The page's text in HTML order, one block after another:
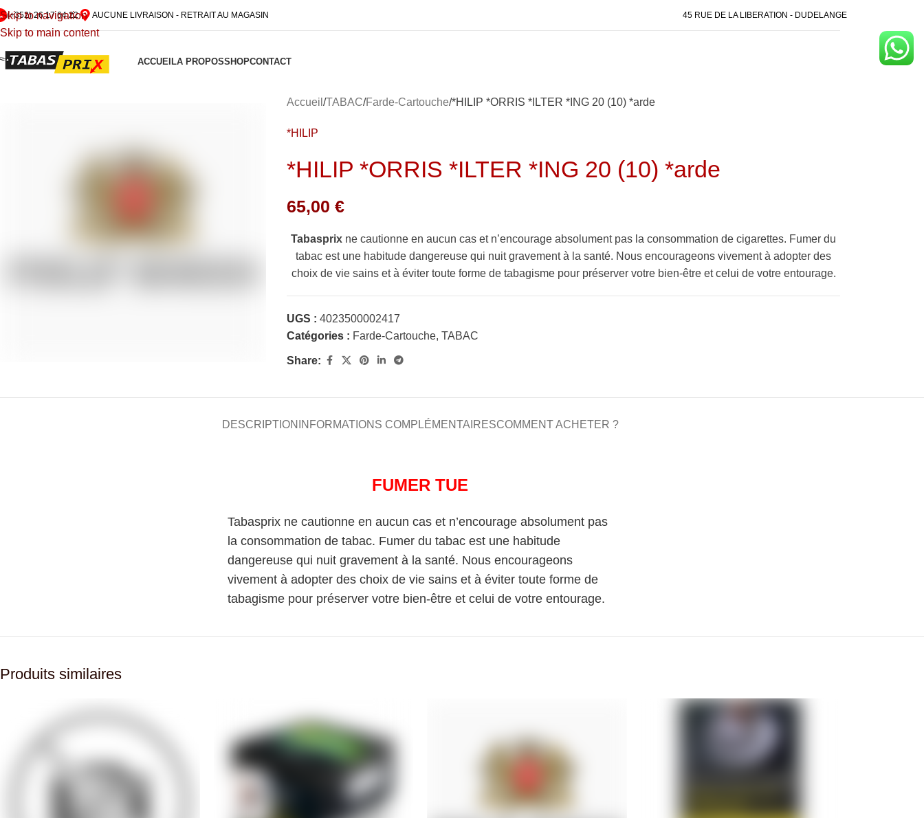
Skip to navigation
Skip to main content
(+352) 26 17 64 22 AUCUNE LIVRAISON - RETRAIT AU MAGASIN 45 RUE DE LA LIBERATION - DUDELANGE
ACCUEILA PROPOSSHOPCONTACT
Accueil TABAC Farde-Cartouche *HILIP *ORRIS *ILTER *ING 20 (10) *arde
*HILIP
*HILIP *ORRIS *ILTER *ING 20 (10) *arde
65,00€
Tabasprix ne cautionne en aucun cas et n’encourage absolument pas la consommation de cigarettes. Fumer du
tabac est une habitude dangereuse qui nuit gravement à la santé. Nous encourageons vivement à adopter des
choix de vie sains et à éviter toute forme de tabagisme pour préserver votre bien-être et celui de votre entourage.
UGS :4023500002417
Catégories : Farde-Cartouche, TABAC
Share:
DESCRIPTION INFORMATIONS COMPLÉMENTAIRESCOMMENT ACHETER ?
FUMER TUE
Tabasprix ne cautionne en aucun cas et n’encourage absolument pas
la consommation de tabac. Fumer du tabac est une habitude
dangereuse qui nuit gravement à la santé. Nous encourageons
vivement à adopter des choix de vie sains et à éviter toute forme de
tabagisme pour préserver votre bien-être et celui de votre entourage.
Produits similaires